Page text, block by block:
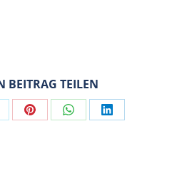
BEITRAG TEILEN
Share Share Share